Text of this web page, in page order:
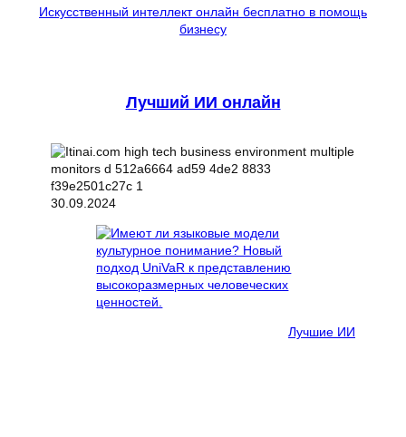
Искусственный интеллект онлайн бесплатно в помощь
бизнесу
Лучший ИИ онлайн
30.09.2024
Лучшие ИИ